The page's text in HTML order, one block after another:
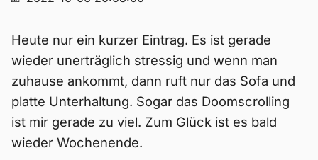
Heute nur ein kurzer Eintrag. Es ist gerade
wieder unerträglich stressig und wenn man
zuhause ankommt, dann ruft nur das Sofa und
platte Unterhaltung. Sogar das Doomscrolling
ist mir gerade zu viel. Zum Glück ist es bald
wieder Wochenende.